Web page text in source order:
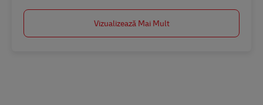
Vizualizează Mai Mult